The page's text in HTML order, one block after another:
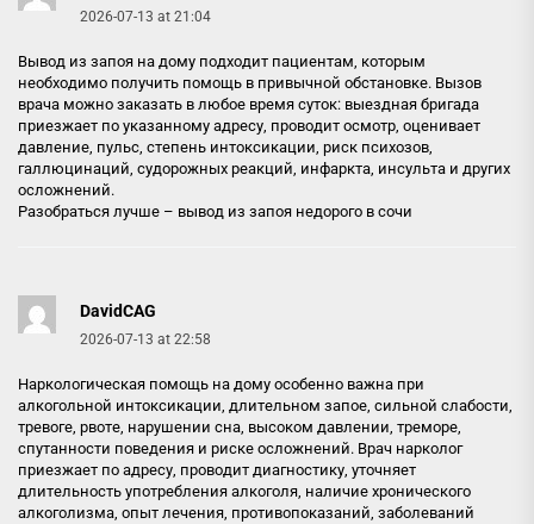
2026-07-13 at 21:04
Вывод из запоя на дому подходит пациентам, которым
необходимо получить помощь в привычной обстановке. Вызов
врача можно заказать в любое время суток: выездная бригада
приезжает по указанному адресу, проводит осмотр, оценивает
давление, пульс, степень интоксикации, риск психозов,
галлюцинаций, судорожных реакций, инфаркта, инсульта и других
осложнений.
Разобраться лучше – вывод из запоя недорого в сочи
DavidCAG
2026-07-13 at 22:58
Наркологическая помощь на дому особенно важна при
алкогольной интоксикации, длительном запое, сильной слабости,
тревоге, рвоте, нарушении сна, высоком давлении, треморе,
спутанности поведения и риске осложнений. Врач нарколог
приезжает по адресу, проводит диагностику, уточняет
длительность употребления алкоголя, наличие хронического
алкоголизма, опыт лечения, противопоказаний, заболеваний